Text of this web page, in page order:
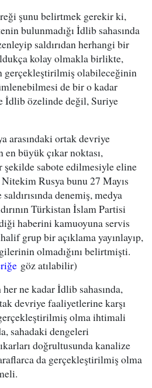
şunu belirtmek gerekir ki,
bulunmadığı İdlib sahasında
saldırıdan herhangi bir
kolay olmakla birlikte,
gerçekleştirilmiş olabileceğinin
de bir o kadar
İdlib özelinde değil, Suriye
arasındaki ortak devriye
en büyük çıkar noktası,
sabote edilmesiyle eline
Nitekim Rusya bunu 27 Mayıs
denemiş, medya
Türkistan İslam Partisi
haberini kamuoyuna servis
grup bir açıklama yayınlayıp,
olmadığını belirtmişti.
göz atılabilir)
her ne kadar İdlib sahasında,
devriye faaliyetlerine karşı
olma ihtimali
sahadaki dengeleri
doğrultusunda kanalize
da gerçekleştirilmiş olma